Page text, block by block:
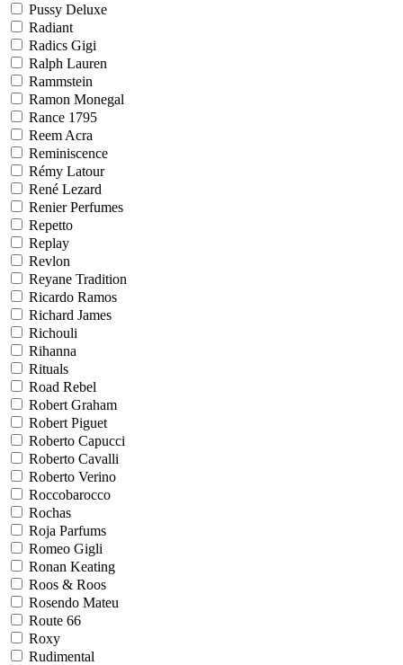
Pussy Deluxe
Radiant
Radics Gigi
Ralph Lauren
Rammstein
Ramon Monegal
Rance 1795
Reem Acra
Reminiscence
Rémy Latour
René Lezard
Renier Perfumes
Repetto
Replay
Revlon
Reyane Tradition
Ricardo Ramos
Richard James
Richouli
Rihanna
Rituals
Road Rebel
Robert Graham
Robert Piguet
Roberto Capucci
Roberto Cavalli
Roberto Verino
Roccobarocco
Rochas
Roja Parfums
Romeo Gigli
Ronan Keating
Roos & Roos
Rosendo Mateu
Route 66
Roxy
Rudimental